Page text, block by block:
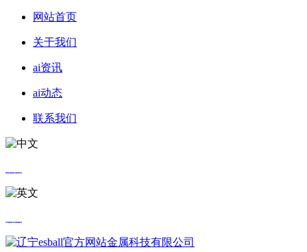
网站首页
关于我们
ai资讯
ai动态
联系我们